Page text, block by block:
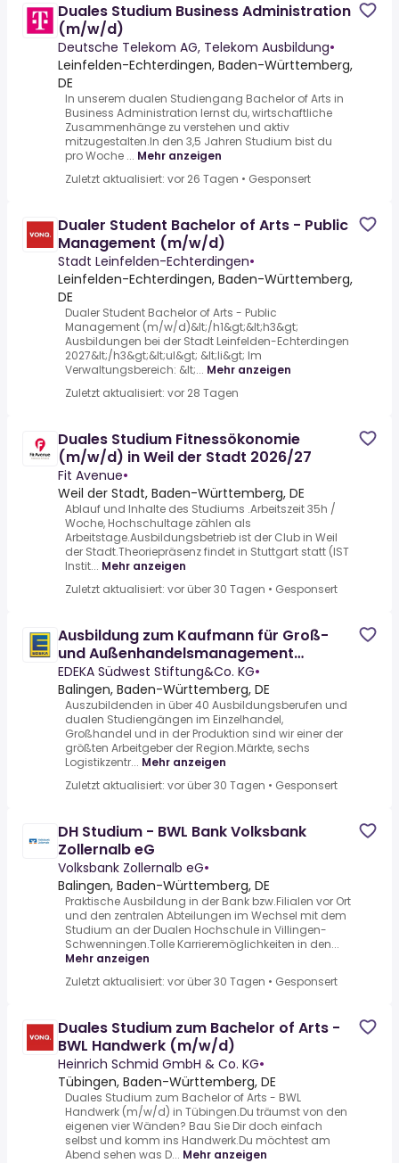
Duales Studium Business Administration
(m/w/d)
Deutsche Telekom AG, Telekom Ausbildung•
Leinfelden-Echterdingen, Baden-Württemberg,
DE
In unserem dualen Studiengang Bachelor of Arts in
Business Administration lernst du, wirtschaftliche
Zusammenhänge zu verstehen und aktiv
mitzugestalten.In den 3,5 Jahren Studium bist du
pro Woche ... Mehr anzeigen
Zuletzt aktualisiert: vor 26 Tagen • Gesponsert
Dualer Student Bachelor of Arts - Public
Management (m/w/d)
Stadt Leinfelden-Echterdingen•
Leinfelden-Echterdingen, Baden-Württemberg,
DE
Dualer Student Bachelor of Arts - Public
Management (m/w/d)&lt;/h1&gt;&lt;h3&gt;
Ausbildungen bei der Stadt Leinfelden-Echterdingen
2027&lt;/h3&gt;&lt;ul&gt; &lt;li&gt; Im
Verwaltungsbereich: &lt;... Mehr anzeigen
Zuletzt aktualisiert: vor 28 Tagen
Duales Studium Fitnessökonomie
(m/w/d) in Weil der Stadt 2026/27
Fit Avenue•
Weil der Stadt, Baden-Württemberg, DE
Ablauf und Inhalte des Studiums .Arbeitszeit 35h /
Woche, Hochschultage zählen als
Arbeitstage.Ausbildungsbetrieb ist der Club in Weil
der Stadt.Theoriepräsenz findet in Stuttgart statt (IST
Instit... Mehr anzeigen
Zuletzt aktualisiert: vor über 30 Tagen • Gesponsert
Ausbildung zum Kaufmann für Groß-
und Außenhandelsmanagement
(m/w/d) - 2027 - auch in Teilzeit
EDEKA Südwest Stiftung&Co. KG•
Balingen, Baden-Württemberg, DE
Auszubildenden in über 40 Ausbildungsberufen und
dualen Studiengängen im Einzelhandel,
Großhandel und in der Produktion sind wir einer der
größten Arbeitgeber der Region.Märkte, sechs
Logistikzentr... Mehr anzeigen
Zuletzt aktualisiert: vor über 30 Tagen • Gesponsert
DH Studium - BWL Bank Volksbank
Zollernalb eG
Volksbank Zollernalb eG•
Balingen, Baden-Württemberg, DE
Praktische Ausbildung in der Bank bzw.Filialen vor Ort
und den zentralen Abteilungen im Wechsel mit dem
Studium an der Dualen Hochschule in Villingen-
Schwenningen.Tolle Karrieremöglichkeiten in den...
Mehr anzeigen
Zuletzt aktualisiert: vor über 30 Tagen • Gesponsert
Duales Studium zum Bachelor of Arts -
BWL Handwerk (m/w/d)
Heinrich Schmid GmbH & Co. KG•
Tübingen, Baden-Württemberg, DE
Duales Studium zum Bachelor of Arts - BWL
Handwerk (m/w/d) in Tübingen.Du träumst von den
eigenen vier Wänden? Bau Sie Dir doch einfach
selbst und komm ins Handwerk.Du möchtest am
Abend sehen was D... Mehr anzeigen